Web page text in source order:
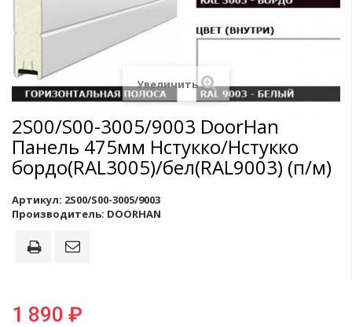
Увеличить
2S00/S00-3005/9003 DoorHan
Панель 475мм Нстукко/Нстукко
бордо(RAL3005)/бел(RAL9003) (п/м)
Артикул: 2S00/S00-3005/9003
Производитель: DOORHAN
1 890 ₽